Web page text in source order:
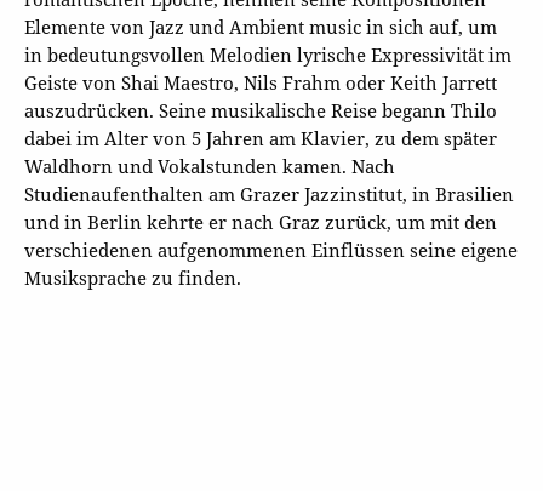
Elemente von Jazz und Ambient music in sich auf, um
in bedeutungsvollen Melodien lyrische Expressivität im
Geiste von Shai Maestro, Nils Frahm oder Keith Jarrett
auszudrücken. Seine musikalische Reise begann Thilo
dabei im Alter von 5 Jahren am Klavier, zu dem später
Waldhorn und Vokalstunden kamen. Nach
Studienaufenthalten am Grazer Jazzinstitut, in Brasilien
und in Berlin kehrte er nach Graz zurück, um mit den
verschiedenen aufgenommenen Einflüssen seine eigene
Musiksprache zu finden.